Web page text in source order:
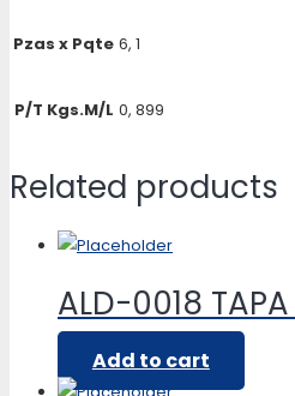
Pzas x Pqte 6, 1
P/T Kgs.M/L 0, 899
Related products
ALD-0018
Add to cart